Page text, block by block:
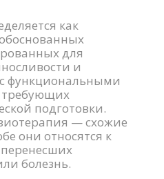
как
для
и
функциональными
подготовки.
— схожие
они относятся к
болезнь.